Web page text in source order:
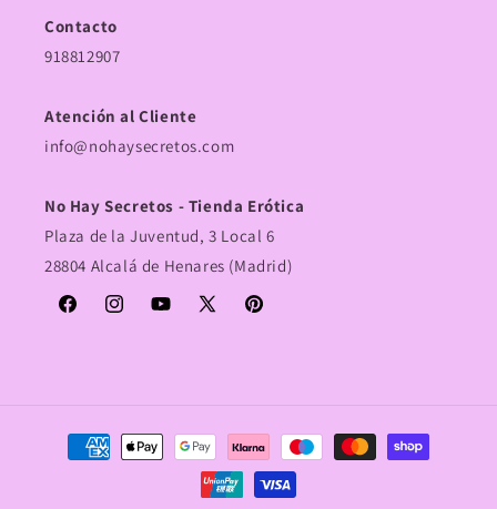
Contacto
918812907
Atención al Cliente
info@nohaysecretos.com
No Hay Secretos - Tienda Erótica
Plaza de la Juventud, 3 Local 6
28804 Alcalá de Henares (Madrid)
FacebookInstagramYouTube
X
Pinterest
Formas